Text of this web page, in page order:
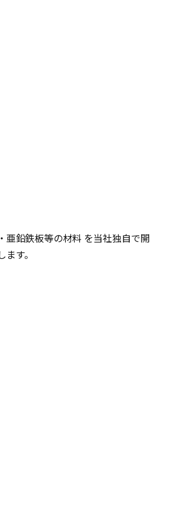
亜鉛鉄板等の材料 を当社独自で開
す。